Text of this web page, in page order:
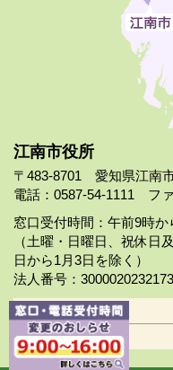
江南市役所
〒483-8701 愛知県江南
電話：0587-54-1111 フ
窓口受付時間：午前9時か
（土曜・日曜日、祝休日
日から1月3日を除く）
法人番号：3000020232173
市役所案内
日曜市役所